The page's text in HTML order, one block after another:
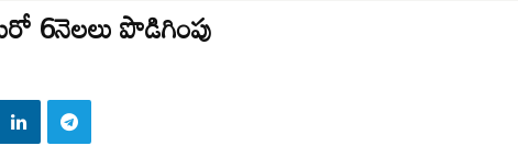
6నెలలు పొడిగింపు